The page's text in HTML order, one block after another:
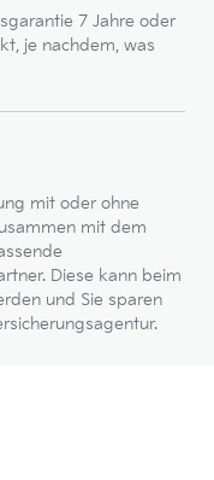
7 Jahre oder
je nachdem, was
mit oder ohne
mit dem
Diese kann beim
und Sie sparen